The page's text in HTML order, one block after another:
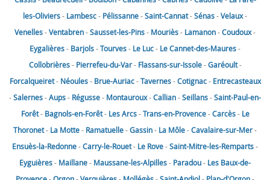
les-Oliviers- Lambesc- Pélissanne-Saint-Cannat-Sénas-Velaux-
Venelles-Ventabren-Sausset-les-Pins- Mouriès- Lamanon-Coudoux-
Eygalières- Barjols-Tourves- Le Luc- Le Cannet-des-Maures-
Collobrières- Pierrefeu-du-Var- Flassans-sur-Issole-Garéoult-
Forcalqueiret- Néoules- Brue-Auriac-Tavernes-Cotignac- Entrecasteaux
-Salernes-Aups- Régusse- Montauroux-Callian-Seillans-Saint-Paul-en-
Forêt- Bagnols-en-Forêt- Les Arcs-Trans-en-Provence-Carcès- Le
Thoronet- La Motte- Ramatuelle-Gassin- La Môle-Cavalaire-sur-Mer-
Ensuès-la-Redonne-Carry-le-Rouet- Le Rove-Saint-Mitre-les-Remparts-
Eyguières- Maillane- Maussane-les-Alpilles- Paradou- Les Baux-de-